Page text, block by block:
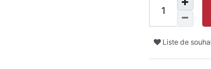
Liste de